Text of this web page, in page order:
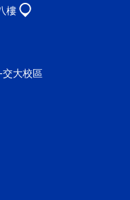
樓
大校區